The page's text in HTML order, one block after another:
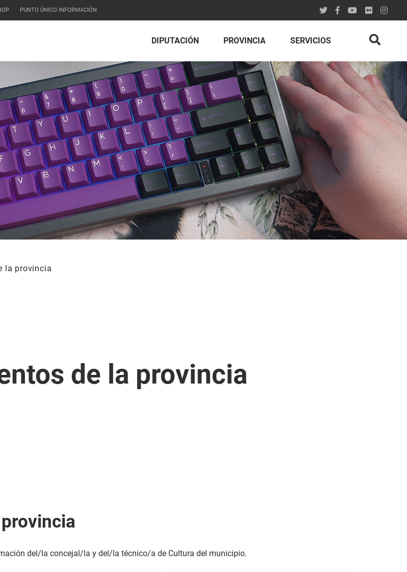
PUNTO ÚNICO INFORMACIÓN
DIPUTACIÓN PROVINCIA SERVICIOS
la provincia
de la provincia
del/la concejal/la y del/la técnico/a de Cultura del municipio.